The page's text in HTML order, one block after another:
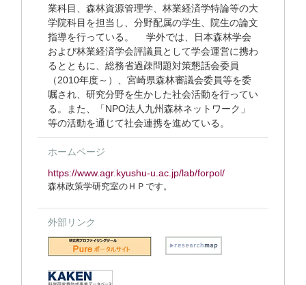
業科目、森林資源管理学、林業経済学特論等の大
学院科目を担当し、分野配属の学生、院生の論文
指導を行っている。 学外では、日本森林学会
および林業経済学会評議員として学会運営に携わ
るとともに、総務省過疎問題対策懇話会委員
（2010年度～）、宮崎県森林審議会委員等を委
嘱され、研究分野を生かした社会活動を行ってい
る。また、「NPO法人九州森林ネットワーク」
等の活動を通じて社会連携を進めている。
ホームページ
https://www.agr.kyushu-u.ac.jp/lab/forpol/
森林政策学研究室のＨＰです。
外部リンク